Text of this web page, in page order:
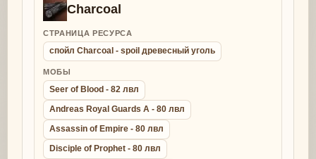
Charcoal
СТРАНИЦА РЕСУРСА
спойл Charcoal - spoil древесный уголь
МОБЫ
Seer of Blood - 82 лвл
Andreas Royal Guards A - 80 лвл
Assassin of Empire - 80 лвл
Disciple of Prophet - 80 лвл